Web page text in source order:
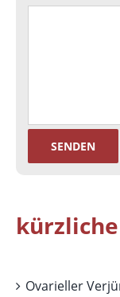
Ovarieller